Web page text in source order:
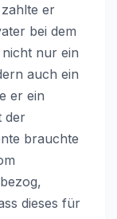
er
bei dem
nur ein
auch ein
er ein
der
brauchte
dieses für